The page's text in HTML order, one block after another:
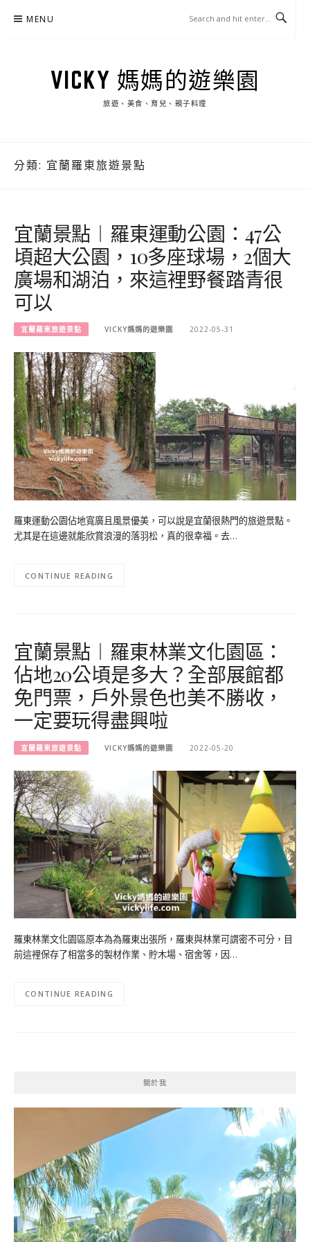
MENU
VICKY 媽媽的遊樂園
旅遊、美食、育兒、親子料理
分類: 宜蘭羅東旅遊景點
宜蘭景點︱羅東運動公園：47公
頃超大公園，10多座球場，2個大
廣場和湖泊，來這裡野餐踏青很
可以
宜蘭羅東旅遊景點 VICKY媽媽的遊樂園 2022-05-31
羅東運動公園佔地寬廣且風景優美，可以說是宜蘭很熱門的旅遊景點。
尤其是在這邊就能欣賞浪漫的落羽松，真的很幸福。去…
CONTINUE READING
宜蘭景點︱羅東林業文化園區：
佔地20公頃是多大？全部展館都
免門票，戶外景色也美不勝收，
一定要玩得盡興啦
宜蘭羅東旅遊景點 VICKY媽媽的遊樂園 2022-05-20
羅東林業文化園區原本為為羅東出張所，羅東與林業可謂密不可分，目
前這裡保存了相當多的製材作業、貯木場、宿舍等，因…
CONTINUE READING
關於我